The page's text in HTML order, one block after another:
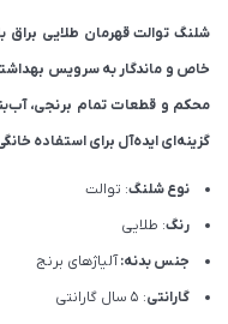
شلنگ توالت قهرمان طلایی
خاص و ماندگار به سرویس
محکم و قطعات تمام برنجی،
گزینه‌ای ایده‌آل برای استفاده
نوع شلنگ: توالت
رنگ: طلایی
جنس بدنه:آلیاژهای برنج
گارانتی: 5 سال گارانتی